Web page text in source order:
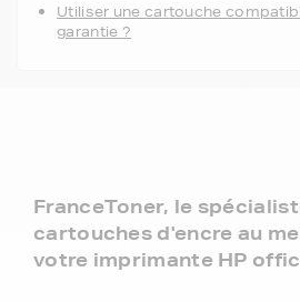
Utiliser une cartouche
garantie ?
FranceToner, le
cartouches d'encre au
votre imprimante HP